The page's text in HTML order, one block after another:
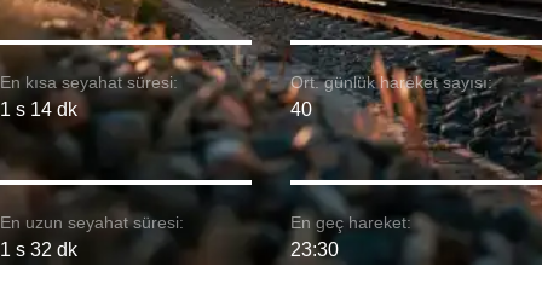
En kısa seyahat süresi:
1 s 14 dk
En uzun seyahat süresi:
1 s 32 dk
Ort. günlük hareket sayısı:
40
En geç hareket:
23:30